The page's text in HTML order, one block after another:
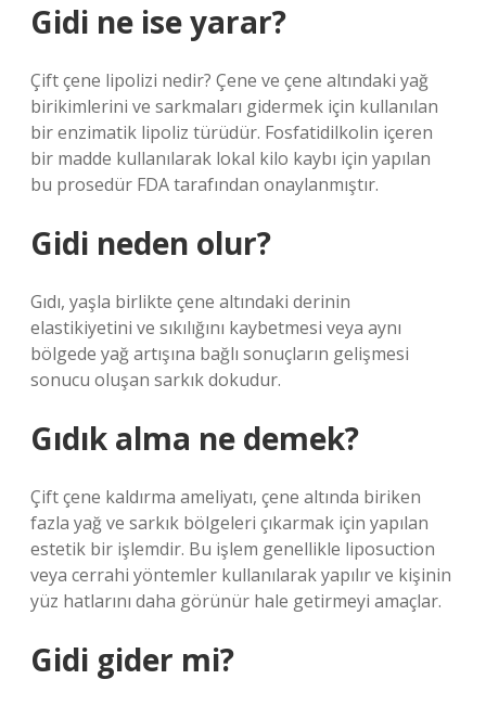
Gidi ne ise yarar?
Çift çene lipolizi nedir? Çene ve çene altındaki yağ
birikimlerini ve sarkmaları gidermek için kullanılan
bir enzimatik lipoliz türüdür. Fosfatidilkolin içeren
bir madde kullanılarak lokal kilo kaybı için yapılan
bu prosedür FDA tarafından onaylanmıştır.
Gidi neden olur?
Gıdı, yaşla birlikte çene altındaki derinin
elastikiyetini ve sıkılığını kaybetmesi veya aynı
bölgede yağ artışına bağlı sonuçların gelişmesi
sonucu oluşan sarkık dokudur.
Gıdık alma ne demek?
Çift çene kaldırma ameliyatı, çene altında biriken
fazla yağ ve sarkık bölgeleri çıkarmak için yapılan
estetik bir işlemdir. Bu işlem genellikle liposuction
veya cerrahi yöntemler kullanılarak yapılır ve kişinin
yüz hatlarını daha görünür hale getirmeyi amaçlar.
Gidi gider mi?